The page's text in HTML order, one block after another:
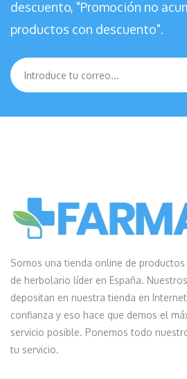
descuento, "Promoción no
productos con descuento".
Somos una tienda online de
de herbolario líder en España.
depositan en nuestra tienda en
confianza y eso hace que demos el
servicio posible. Ponemos todo
tu servicio.